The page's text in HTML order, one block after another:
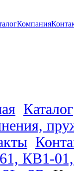
Компания
Каталог
КВ1-